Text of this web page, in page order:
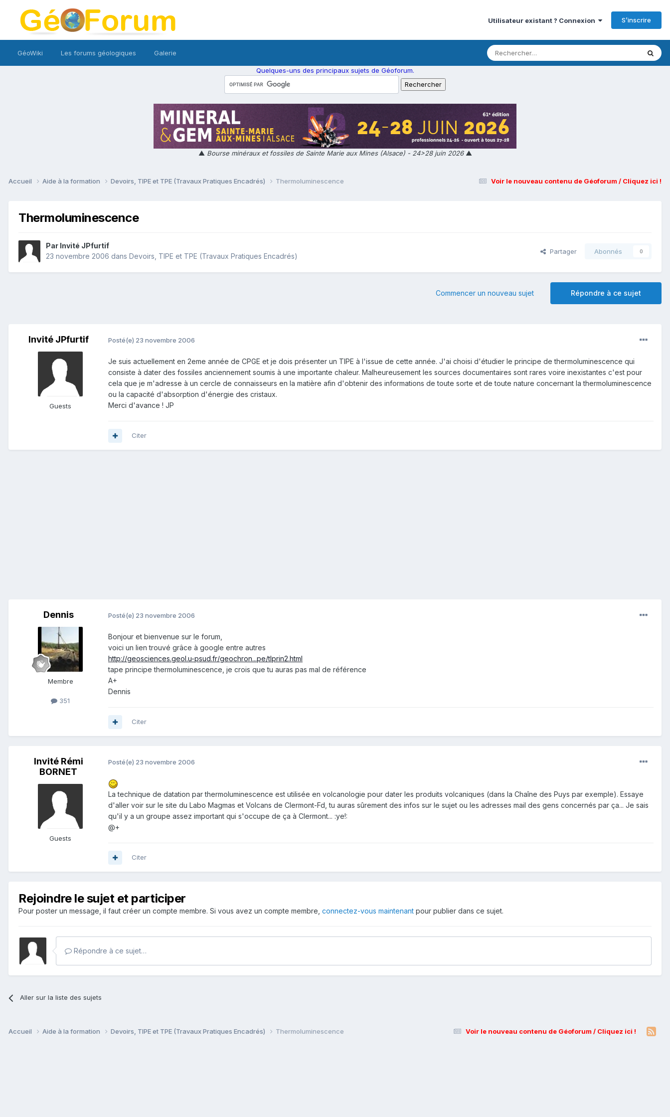
Utilisateur existant ? Connexion S’inscrire
GéoWiki Les forums géologiques Galerie
Quelques-uns des principaux sujets de Géoforum.
▲ Bourse minéraux et fossiles de Sainte Marie aux Mines (Alsace) - 24>28 juin 2026▲
Voir le nouveau contenu de Géoforum / Cliquez ici !
Accueil Aide à la formation Devoirs, TIPE et TPE (Travaux Pratiques Encadrés) Thermoluminescence
Thermoluminescence
Par Invité JPfurtif
23 novembre 2006 dans Devoirs, TIPE et TPE (Travaux Pratiques Encadrés)
Partager Abonnés 0
Répondre à ce sujet
Commencer un nouveau sujet
Invité JPfurtif
Guests
Posté(e) 23 novembre 2006
Je suis actuellement en 2eme année de CPGE et je dois présenter un TIPE à l'issue de cette année. J'ai choisi d'étudier le principe de thermoluminescence qui
consiste à dater des fossiles anciennement soumis à une importante chaleur. Malheureusement les sources documentaires sont rares voire inexistantes c'est pour
cela que je m'adresse à un cercle de connaisseurs en la matière afin d'obtenir des informations de toute sorte et de toute nature concernant la thermoluminescence
ou la capacité d'absorption d'énergie des cristaux.
Merci d'avance ! JP
Citer
Dennis
Membre
351
Posté(e) 23 novembre 2006
Bonjour et bienvenue sur le forum,
voici un lien trouvé grâce à google entre autres
http://geosciences.geol.u-psud.fr/geochron...pe/tlprin2.html
tape principe thermoluminescence, je crois que tu auras pas mal de référence
A+
Dennis
Citer
Invité Rémi
BORNET
Guests
Posté(e) 23 novembre 2006
La technique de datation par thermoluminescence est utilisée en volcanologie pour dater les produits volcaniques (dans la Chaîne des Puys par exemple). Essaye
d'aller voir sur le site du Labo Magmas et Volcans de Clermont-Fd, tu auras sûrement des infos sur le sujet ou les adresses mail des gens concernés par ça... Je sais
qu'il y a un groupe assez important qui s'occupe de ça à Clermont... :ye!:
@+
Citer
Rejoindre le sujet et participer
Pour poster un message, il faut créer un compte membre. Si vous avez un compte membre, connectez-vous maintenant pour publier dans ce sujet.
Répondre à ce sujet…
Aller sur la liste des sujets
Voir le nouveau contenu de Géoforum / Cliquez ici !
Accueil Aide à la formation Devoirs, TIPE et TPE (Travaux Pratiques Encadrés) Thermoluminescence